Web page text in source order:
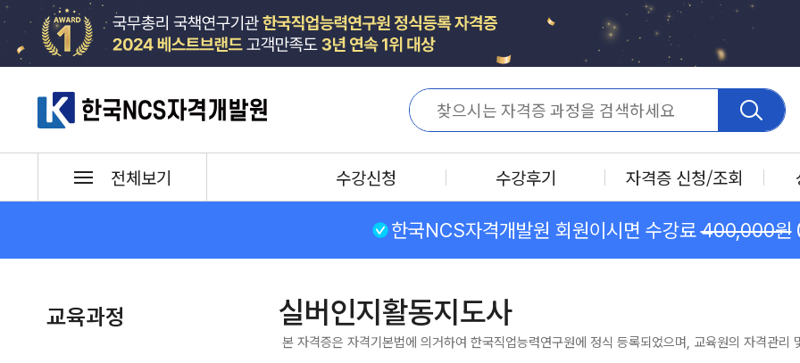
한국NCS자격개발원
전체보기 수강신청 수강후기 자격증 신청/조회
한국NCS자격개발원 회원이시면 수강료400,000원
교육과정 실버인지활동지도사
본 자격증은 자격기본법에 의거하여 한국직업능력연구원에 정식 등록되었으며, 교육원의 자격관리